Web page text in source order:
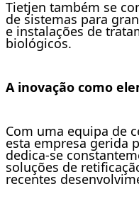
Tietjen também se
de sistemas para
e instalações de
biológicos.
A inovação como
Com uma equipa de
esta empresa gerida
dedica-se
soluções de
recentes